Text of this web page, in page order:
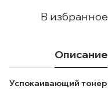
В избранное
Описание
Успокаивающий тонер